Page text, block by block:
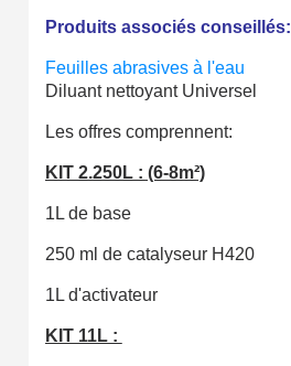
Produits associés conseillés:
Feuilles abrasives à l'eau
Diluant nettoyant Universel
Les offres comprennent:
KIT 2.250L : (6-8m²)
1L de base
250 ml de catalyseur H420
1L d'activateur
KIT 11L :